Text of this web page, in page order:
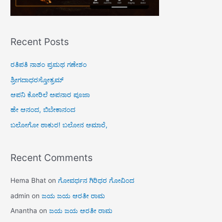
Recent Posts
ರತಿಪತಿ ನಾಶಂ ಪ್ರಮಥ ಗಣೇಶಂ
ಶ್ರೀಗದಾಧರಸ್ತೋತ್ರಮ್
ಆಪನಿ ಕೋರಿಲೆ ಅಪನಾರ ಪೂಜಾ
ಹೇ ಆನಂದ, ಬಿಬೇಕಾನಂದ
ಬಲೋಗೋ ಠಾಕುರ! ಬಲೋನ ಆಮಾರೆ,
Recent Comments
Hema Bhat onಗೋವರ್ಧನ ಗಿರಿಧರ ಗೋವಿಂದ
admin onಜಯ ಜಯ ಆರತೀ ರಾಮ
Anantha onಜಯ ಜಯ ಆರತೀ ರಾಮ